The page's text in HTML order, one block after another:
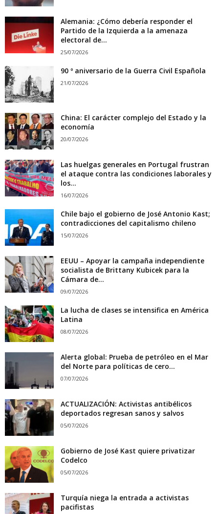
Alemania: ¿Cómo debería responder el
Partido de la Izquierda a la amenaza
electoral de...
25/07/2026
90 º aniversario de la Guerra Civil Española
21/07/2026
China: El carácter complejo del Estado y la
economía
20/07/2026
Las huelgas generales en Portugal frustran
el ataque contra las condiciones laborales y
los...
16/07/2026
Chile bajo el gobierno de José Antonio Kast;
contradicciones del capitalismo chileno
15/07/2026
EEUU – Apoyar la campaña independiente
socialista de Brittany Kubicek para la
Cámara de...
09/07/2026
La lucha de clases se intensifica en América
Latina
08/07/2026
Alerta global: Prueba de petróleo en el Mar
del Norte para políticas de cero...
07/07/2026
ACTUALIZACIÓN: Activistas antibélicos
deportados regresan sanos y salvos
05/07/2026
Gobierno de José Kast quiere privatizar
Codelco
05/07/2026
Turquía niega la entrada a activistas
pacifistas